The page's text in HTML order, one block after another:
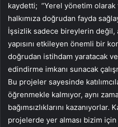
kaydetti; “Yerel yönetim
halkımıza doğrudan fayda
İşsizlik sadece bireylerin
yapısını etkileyen önemli bir
doğrudan istihdam yaratacak
edindirme imkanı sunacak
Bu projeler sayesinde
öğrenmekle kalmıyor, aynı
bağımsızlıklarını kazanıyorlar.
projelerde yer alması bizim